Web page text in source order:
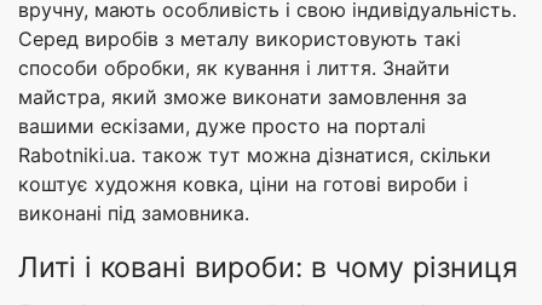
вручну, мають особливість і свою індивідуальність.
Серед виробів з металу використовують такі
способи обробки, як кування і лиття. Знайти
майстра, який зможе виконати замовлення за
вашими ескізами, дуже просто на порталі
Rabotniki.ua. також тут можна дізнатися, скільки
коштує художня ковка, ціни на готові вироби і
виконані під замовника.
Литі і ковані вироби: в чому різниця